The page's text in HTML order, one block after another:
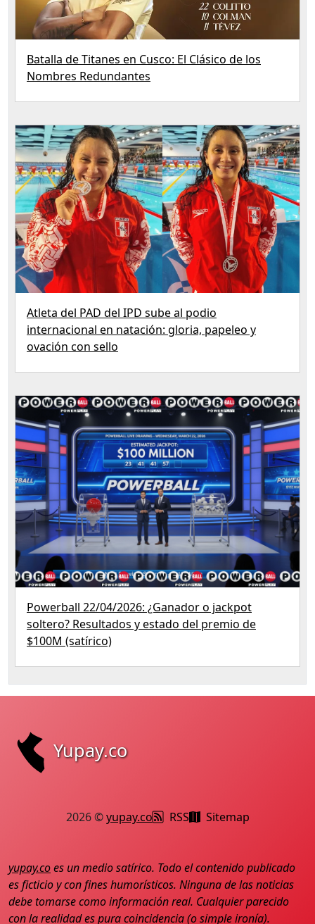
Batalla de Titanes en Cusco: El Clásico de los
Nombres Redundantes
Atleta del PAD del IPD sube al podio
internacional en natación: gloria, papeleo y
ovación con sello
Powerball 22/04/2026: ¿Ganador o jackpot
soltero? Resultados y estado del premio de
$100M (satírico)
Yupay.co
2026 ©yupay.co RSS Sitemap
yupay.coes un medio satírico. Todo el contenido publicado
es ficticio y con fines humorísticos. Ninguna de las noticias
debe tomarse como información real. Cualquier parecido
con la realidad es pura coincidencia (o simple ironía).